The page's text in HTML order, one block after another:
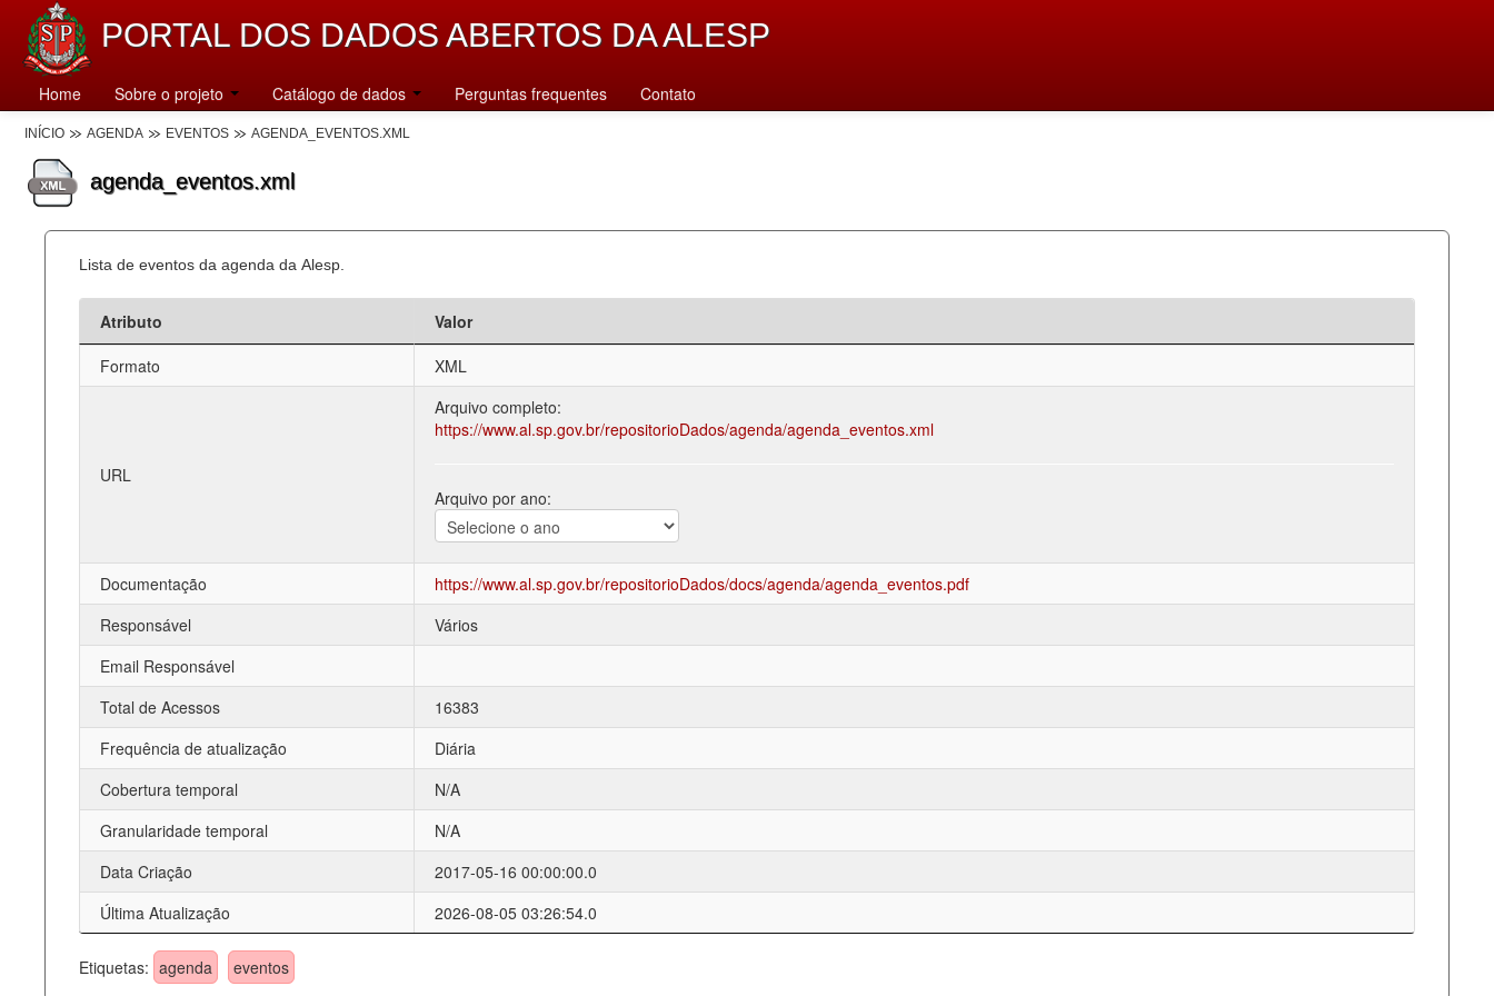
PORTAL DOS DADOS ABERTOS DA ALESP
Home Sobre o projeto Catálogo de dados Perguntas frequentes Contato
INÍCIO AGENDA EVENTOS AGENDA_EVENTOS.XML
agenda_eventos.xml
Lista de eventos da agenda da Alesp.
Atributo
Valor
Formato
XML
URL
Arquivo completo:
https://www.al.sp.gov.br/repositorioDados/agenda/agenda_eventos.xml
Arquivo por ano:
Documentação
https://www.al.sp.gov.br/repositorioDados/docs/agenda/agenda_eventos.pdf
Responsável
Vários
Email Responsável
Total de Acessos
16383
Frequência de atualização
Diária
Cobertura temporal
N/A
Granularidade temporal
N/A
Data Criação
2017-05-16 00:00:00.0
Última Atualização
2026-08-05 03:26:54.0
Etiquetas: agenda eventos